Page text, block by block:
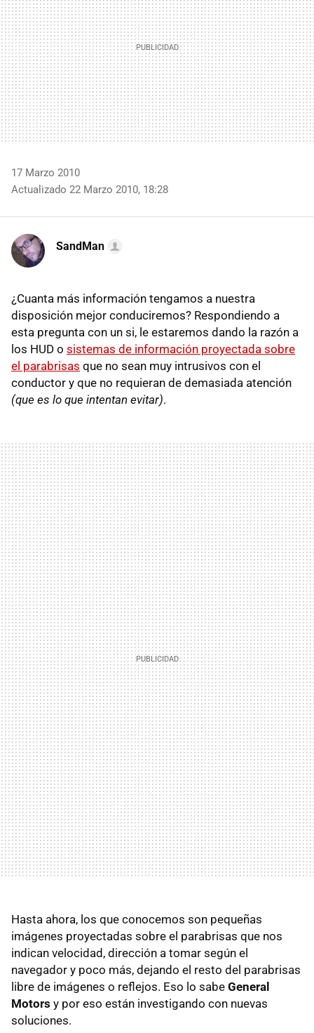
17 Marzo 2010
Actualizado 22 Marzo 2010, 18:28
SandMan
¿Cuanta más información tengamos a nuestra
disposición mejor conduciremos? Respondiendo a
esta pregunta con un si, le estaremos dando la razón a
los HUD o sistemas de información proyectada sobre
el parabrisas que no sean muy intrusivos con el
conductor y que no requieran de demasiada atención
(que es lo que intentan evitar).
Hasta ahora, los que conocemos son pequeñas
imágenes proyectadas sobre el parabrisas que nos
indican velocidad, dirección a tomar según el
navegador y poco más, dejando el resto del parabrisas
libre de imágenes o reflejos. Eso lo sabe General
Motors y por eso están investigando con nuevas
soluciones.